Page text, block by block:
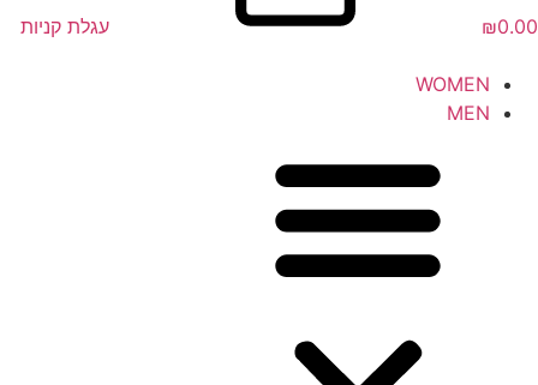
₪0.00 עגלת קניות
WOMEN
MEN